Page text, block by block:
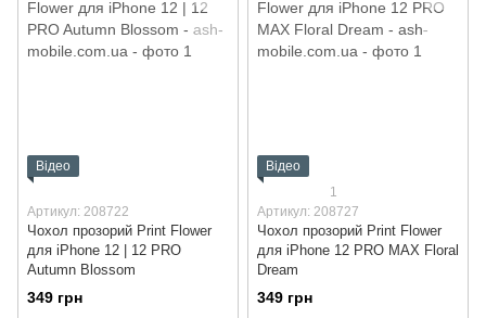
Відео
Артикул: 208722
Чохол прозорий Print Flower
для iPhone 12 | 12 PRO
Autumn Blossom
349 грн
Відео
1
Артикул: 208727
Чохол прозорий Print Flower
для iPhone 12 PRO MAX Floral
Dream
349 грн